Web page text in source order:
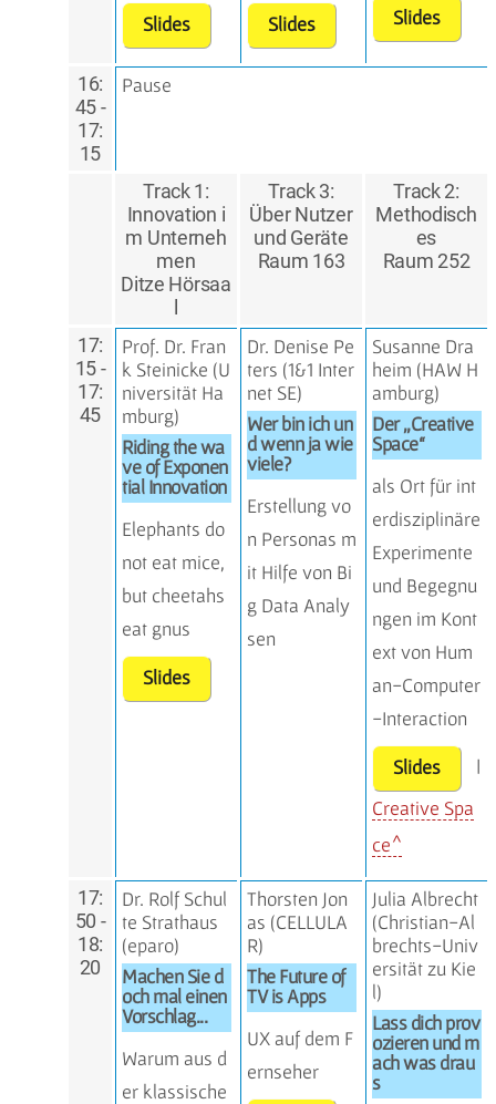
Slides Slides
Slides
16:
45 -
17:
15
Pause
Track 1:
Innovation i
m Unterneh
men
Ditze Hörsaa
Track 3:
Über Nutzer
und Geräte
Raum 163
Track 2:
Methodisch
es
Raum 252
17:
15 -
17:
45
Prof. Dr. Fran
k Steinicke (U
niversität Ha
mburg)
Riding the wa
ve of Exponen
tial Innovation
Elephants do
not eat mice,
but cheetahs
eat gnus
Slides
Dr. Denise Pe
ters (1&1 Inter
net SE)
Wer bin ich un
d wenn ja wie
viele?
Erstellung vo
n Personas m
it Hilfe von Bi
g Data Analy
sen
Susanne Dra
heim (HAW H
amburg)
Der „Creative
Space“
als Ort für int
erdisziplinäre
Experimente
und Begegnu
ngen im Kont
ext von Hum
an-Computer
-Interaction
Slides
|
Creative Spa
ce
17:
50 -
18:
20
Dr. Rolf Schul
te Strathaus
(eparo)
Machen Sie d
och mal einen
Vorschlag...
Warum aus d
er klassische
Thorsten Jon
as (CELLULA
R)
The Future of
TV is Apps
UX auf dem F
ernseher
Julia Albrecht
(Christian-Al
brechts-Univ
ersität zu Kie
l)
Lass dich prov
ozieren und m
ach was drau
s